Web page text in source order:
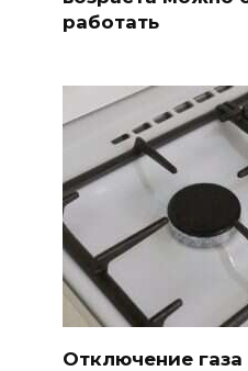
работать
Отключение